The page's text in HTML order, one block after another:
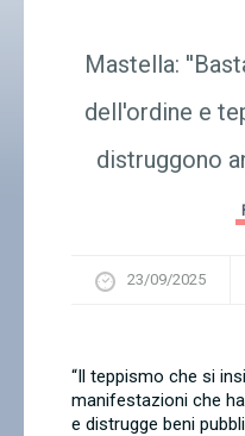
Mastella:
dell'ordine e
distruggono
23/09/2025
“Il teppismo che si
manifestazioni che
e distrugge beni